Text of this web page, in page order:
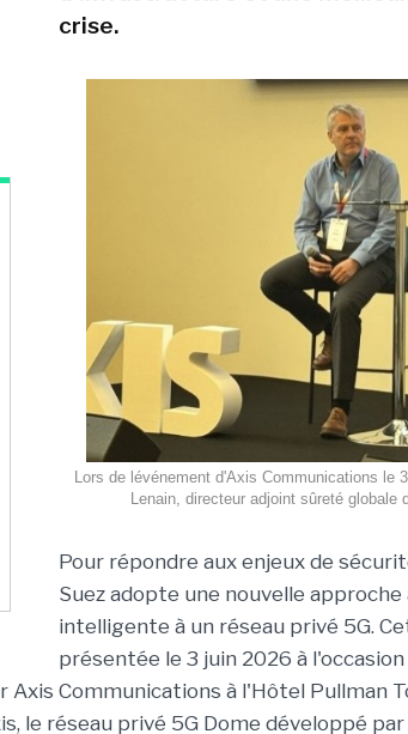
crise.
Lors de lévénement d'Axis Communications le
Lenain, directeur adjoint sûreté globale
Pour répondre aux enjeux de
Suez adopte une nouvelle
intelligente à un réseau privé 5G.
présentée le 3 juin 2026 à
Axis Communications à l'Hôtel Pullman
le réseau privé 5G Dome développé